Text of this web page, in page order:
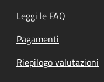
Leggi le FAQ
Pagamenti
Riepilogo valutazioni